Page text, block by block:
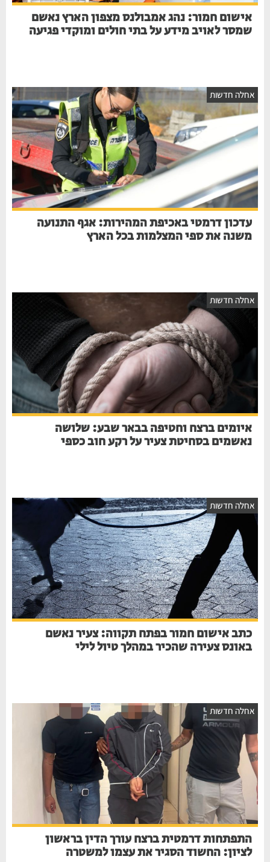
אישום חמור: נהג אמבולנס מצפון הארץ נאשם
שמסר לאויב מידע על בתי חולים ומוקדי פגיעה
חדשות
עדכון דרמטי באכיפת המהירות: אגף התנועה
משנה את ספי המצלמות בכל הארץ
חדשות
איומים ברצח וחטיפה בבאר שבע: שלושה
נאשמים בסחיטת צעיר על רקע חוב כספי
חדשות
כתב אישום חמור בפתח תקווה: צעיר נאשם
באונס צעירה שהכיר במהלך טיול לילי
חדשות
התפתחות דרמטית ברצח עורך הדין בראשון
לציון: החשוד הסגיר את עצמו למשטרה